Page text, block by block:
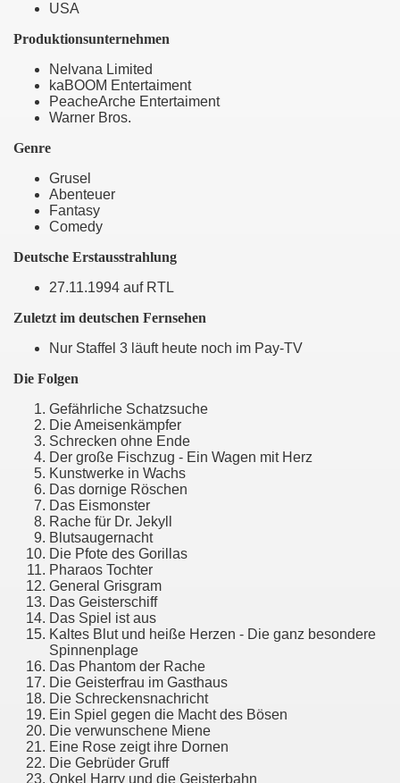
USA
Produktionsunternehmen
Nelvana Limited
kaBOOM Entertaiment
PeacheArche Entertaiment
Warner Bros.
Genre
Grusel
Abenteuer
Fantasy
Comedy
Deutsche Erstausstrahlung
27.11.1994 auf RTL
Zuletzt im deutschen Fernsehen
Nur Staffel 3 läuft heute noch im Pay-TV
Die Folgen
Gefährliche Schatzsuche
Die Ameisenkämpfer
Schrecken ohne Ende
Der große Fischzug - Ein Wagen mit Herz
Kunstwerke in Wachs
Das dornige Röschen
Das Eismonster
Rache für Dr. Jekyll
Blutsaugernacht
Die Pfote des Gorillas
Pharaos Tochter
General Grisgram
Das Geisterschiff
Das Spiel ist aus
Kaltes Blut und heiße Herzen - Die ganz besondere
Spinnenplage
Das Phantom der Rache
Die Geisterfrau im Gasthaus
Die Schreckensnachricht
Ein Spiel gegen die Macht des Bösen
Die verwunschene Miene
Eine Rose zeigt ihre Dornen
Die Gebrüder Gruff
Onkel Harry und die Geisterbahn
D'Artagnans Rückkehr
unserer Welt